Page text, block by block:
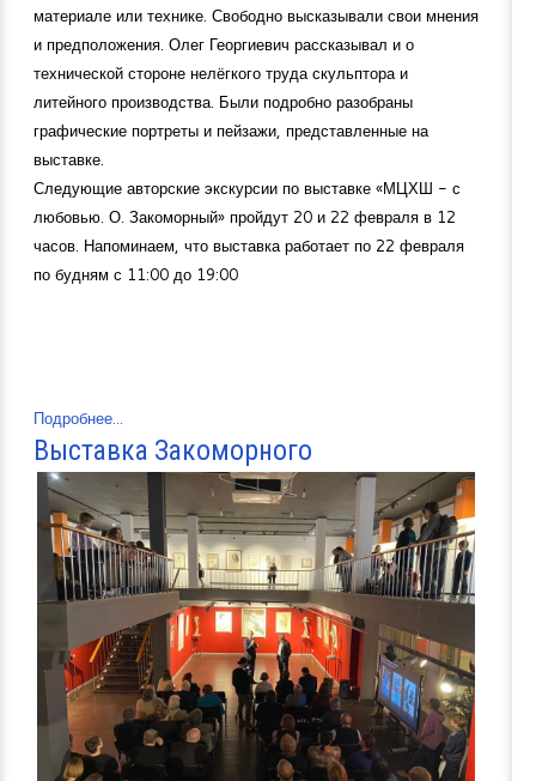
материале или технике. Свободно высказывали свои мнения
и предположения. Олег Георгиевич рассказывал и о
технической стороне нелёгкого труда скульптора и
литейного производства. Были подробно разобраны
графические портреты и пейзажи, представленные на
выставке.
Следующие авторские экскурсии по выставке «МЦХШ - с
любовью. О. Закоморный» пройдут 20 и 22 февраля в 12
часов. Напоминаем, что выставка работает по 22 февраля
по будням с 11:00 до 19:00
Подробнее...
Выставка Закоморного